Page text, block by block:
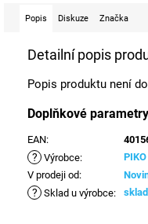
Popis Diskuze Značka
Detailní popis
Popis produktu není
Doplňkové parametry
EAN:
? Výrobce:
PIKO
V prodeji od:
? Sklad u výrobce: